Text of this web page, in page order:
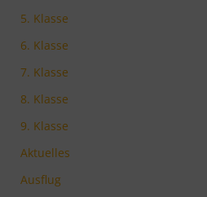
5. Klasse
6. Klasse
7. Klasse
8. Klasse
9. Klasse
Aktuelles
Ausflug